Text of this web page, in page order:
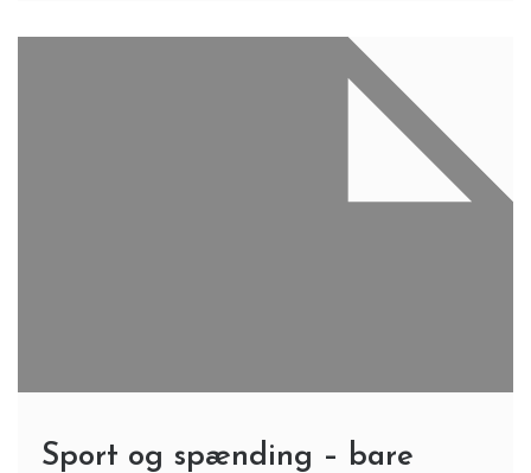
blandt andet pga. action- og spændingselemtet der